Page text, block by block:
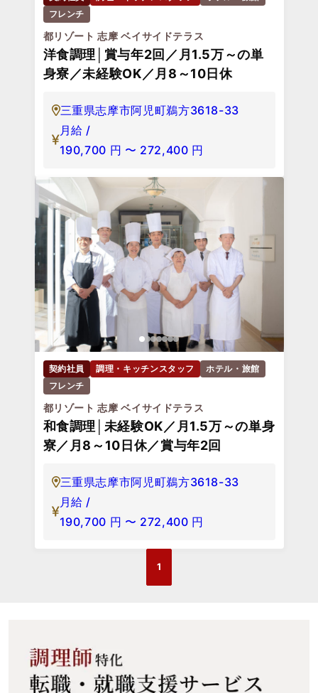
フレンチ
都リゾート 志摩 ベイサイドテラス
洋食調理│賞与年2回／月1.5万～の単
身寮／未経験OK／月8～10日休
三重県志摩市阿児町鵜方3618-33
月給 /
190,700 円 〜 272,400 円
契約社員 調理・キッチンスタッフ
ホテル・旅館
フレンチ
都リゾート 志摩 ベイサイドテラス
和食調理│未経験OK／月1.5万～の単身
寮／月8～10日休／賞与年2回
三重県志摩市阿児町鵜方3618-33
月給 /
190,700 円 〜 272,400 円
1